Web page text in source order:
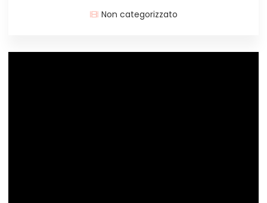
Non categorizzato